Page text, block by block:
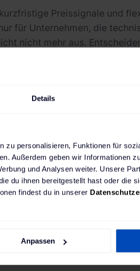
Details
zu personalisieren, Funktionen für
Außerdem geben wir Informationen
und Analysen weiter. Unsere
du ihnen bereitgestellt hast oder die
findest du in unserer
Anpassen
Preissignale und
für Unternehmen, die
nicht mehr aus.
mit Fahrprofilen und
kann je nach
Webinar: Diese
für die E-
demand-Webinar
E-Mobilität und
anschauen